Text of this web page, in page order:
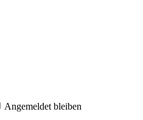
Angemeldet bleiben